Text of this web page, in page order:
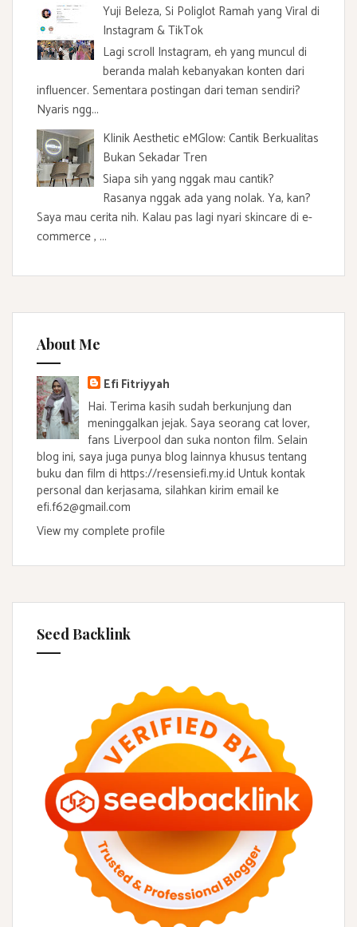
Yuji Beleza, Si Poliglot Ramah yang Viral di
Instagram & TikTok
Lagi scroll Instagram, eh yang muncul di
beranda malah kebanyakan konten dari
influencer. Sementara postingan dari teman sendiri?
Nyaris ngg...
Klinik Aesthetic eMGlow: Cantik Berkualitas
Bukan Sekadar Tren
Siapa sih yang nggak mau cantik?
Rasanya nggak ada yang nolak. Ya, kan?
Saya mau cerita nih. Kalau pas lagi nyari skincare di e-
commerce , ...
About Me
Efi Fitriyyah
Hai. Terima kasih sudah berkunjung dan
meninggalkan jejak. Saya seorang cat lover,
fans Liverpool dan suka nonton film. Selain
blog ini, saya juga punya blog lainnya khusus tentang
buku dan film di https://resensiefi.my.id Untuk kontak
personal dan kerjasama, silahkan kirim email ke
efi.f62@gmail.com
View my complete profile
Seed Backlink